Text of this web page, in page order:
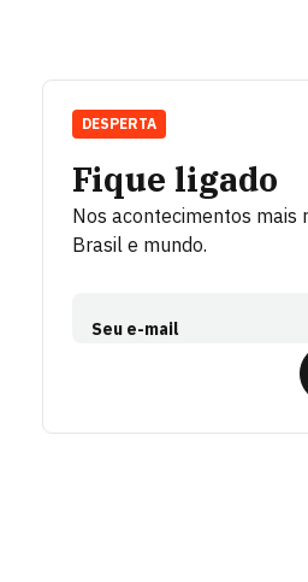
Fique ligado
Nos acontecimentos mais
Brasil e mundo.
Seu e-mail
DESPERTA